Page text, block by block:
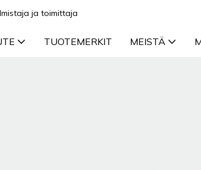
ja toimittaja
TUOTEMERKIT MEISTÄ